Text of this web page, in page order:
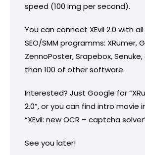
speed (100 img per second).
You can connect XEvil 2.0 with
SEO/SMM programms: XRumer,
ZennoPoster, Srapebox,
than 100 of other software.
Interested? Just Google for
2.0”, or you can find intro movie
“XEvil: new OCR – captcha
See you later!